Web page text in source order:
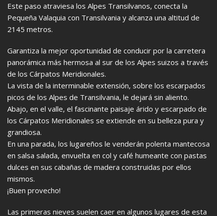
Este paso atraviesa los Alpes Transilvanos, conecta la
Pequeña Valaquia con Transilvania y alcanza una altitud de
2145 metros.
Garantiza la mejor oportunidad de conducir por la carretera
panorámica más hermosa al sur de los Alpes suizos a través
de los Cárpatos Meridionales.
La vista de la interminable extensión, sobre los escarpados
picos de los Alpes de Transilvania, le dejará sin aliento.
Abajo, en el valle, el fascinante paisaje árido y escarpado de
los Cárpatos Meridionales se extiende en su belleza pura y
grandiosa.
En una parada, los lugareños le venderán polenta mantecosa
en salsa salada, envuelta en col y café humeante con pastas
dulces en sus cabañas de madera construidas por ellos
mismos.
¡Buen provecho!
Las primeras nieves suelen caer en algunos lugares de esta